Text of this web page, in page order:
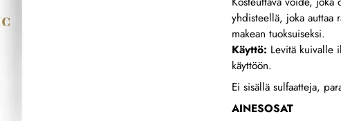
yhdisteellä, joka auttaa
makean tuoksuiseksi.
Käyttö: Levitä kuivalle
käyttöön.
Ei sisällä sulfaatteja,
AINESOSAT